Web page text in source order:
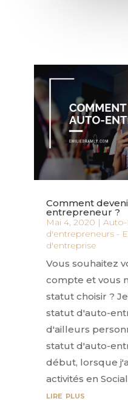
Comment
entrepreneur ?
Mai 4, 2020 |
d'entrepreneurs -
d'entreprise
Vous souhaitez
compte et vous
statut choisir ?
statut d'auto-
d'ailleurs
statut d'auto-
début, lorsque
activités en
lire plus